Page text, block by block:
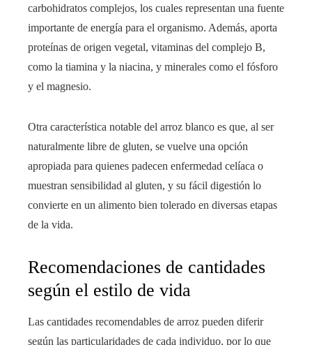
carbohidratos complejos, los cuales representan una fuente
importante de energía para el organismo. Además, aporta
proteínas de origen vegetal, vitaminas del complejo B,
como la tiamina y la niacina, y minerales como el fósforo
y el magnesio.
Otra característica notable del arroz blanco es que, al ser
naturalmente libre de gluten, se vuelve una opción
apropiada para quienes padecen enfermedad celíaca o
muestran sensibilidad al gluten, y su fácil digestión lo
convierte en un alimento bien tolerado en diversas etapas
de la vida.
Recomendaciones de cantidades
según el estilo de vida
Las cantidades recomendables de arroz pueden diferir
según las particularidades de cada individuo, por lo que